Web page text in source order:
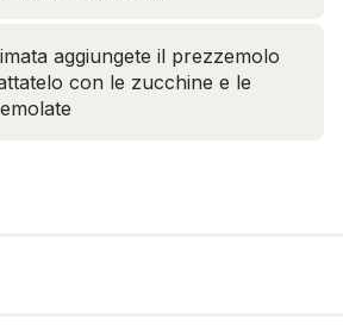
aggiungete il prezzemolo
con le zucchine e le